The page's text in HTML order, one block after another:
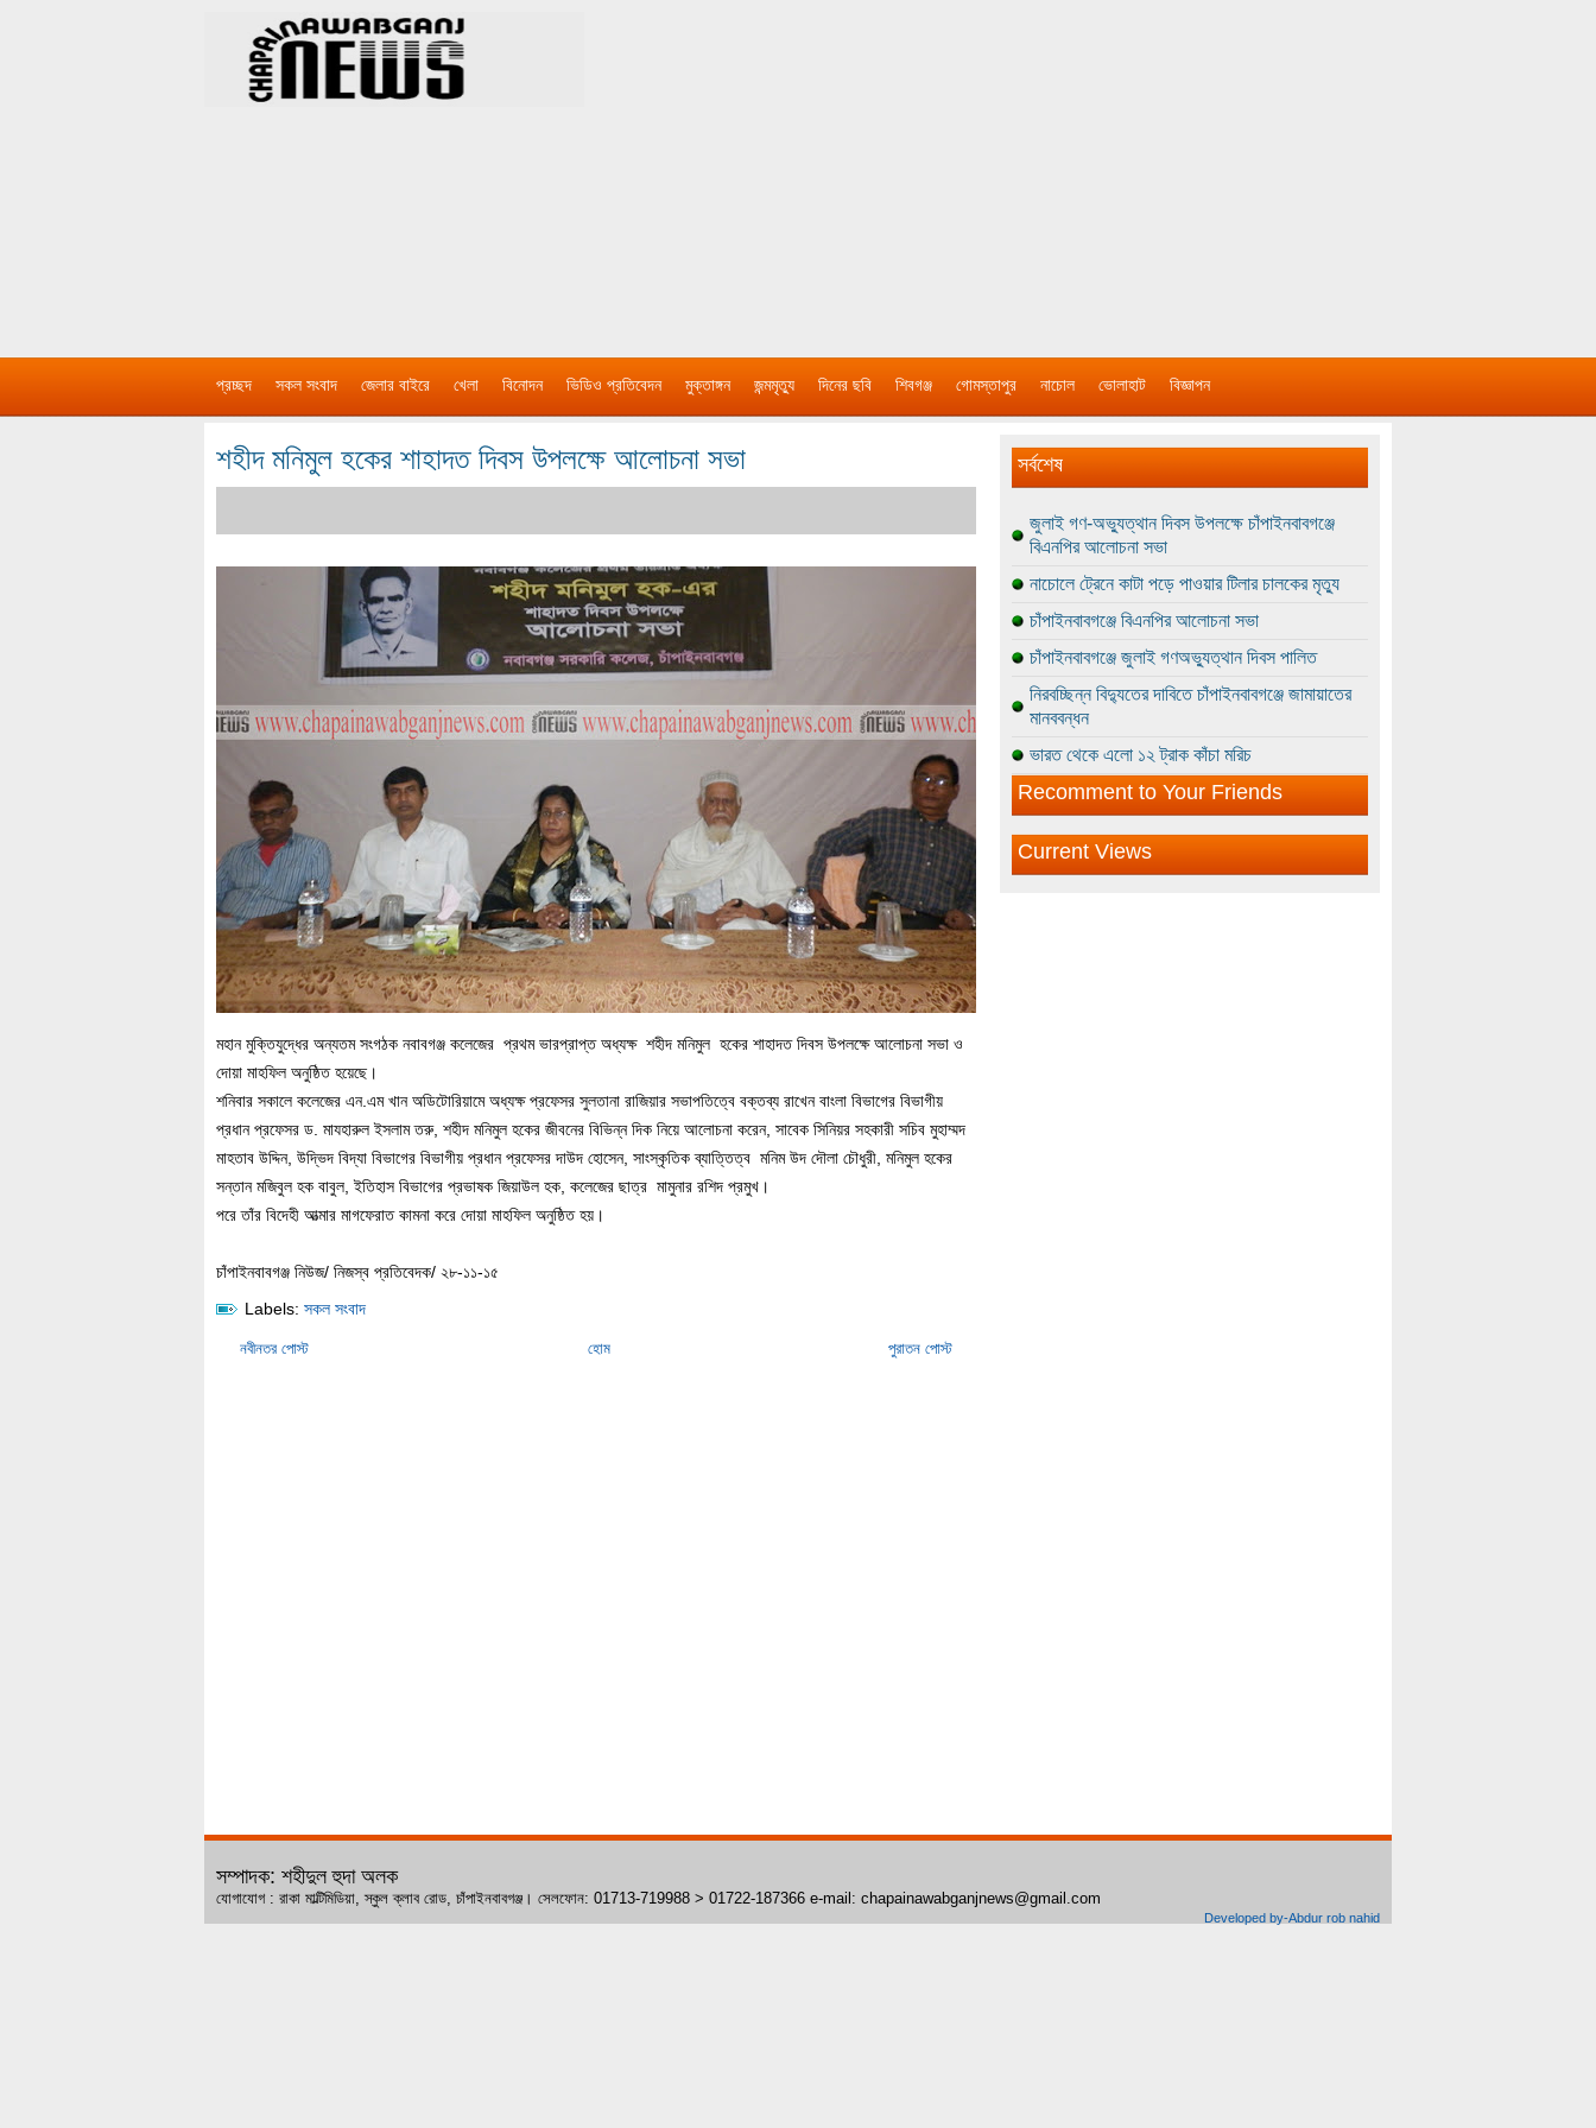
প্রচ্ছদ সকল সংবাদ জেলার বাইরে খেলা বিনোদন ভিডিও প্রতিবেদন মুক্তাঙ্গন জন্মমৃত্যু দিনের ছবি শিবগঞ্জ গোমস্তাপুর নাচোল ভোলাহাট বিজ্ঞাপন
শহীদ মনিমুল হকের শাহাদত দিবস উপলক্ষে আলোচনা সভা
মহান মুক্তিযুদ্ধের অন্যতম সংগঠক নবাবগঞ্জ কলেজের প্রথম ভারপ্রাপ্ত অধ্যক্ষ শহীদ মনিমুল হকের শাহাদত দিবস উপলক্ষে আলোচনা সভা ও
দোয়া মাহফিল অনুষ্ঠিত হয়েছে।
শনিবার সকালে কলেজের এন.এম খান অডিটোরিয়ামে অধ্যক্ষ প্রফেসর সুলতানা রাজিয়ার সভাপতিত্বে বক্তব্য রাখেন বাংলা বিভাগের বিভাগীয়
প্রধান প্রফেসর ড. মাযহারুল ইসলাম তরু, শহীদ মনিমুল হকের জীবনের বিভিন্ন দিক নিয়ে আলোচনা করেন, সাবেক সিনিয়র সহকারী সচিব মুহাম্মদ
মাহতাব উদ্দিন, উদ্ভিদ বিদ্যা বিভাগের বিভাগীয় প্রধান প্রফেসর দাউদ হোসেন, সাংস্কৃতিক ব্যাত্তিত্ব মনিম উদ দৌলা চৌধুরী, মনিমুল হকের
সন্তান মজিবুল হক বাবুল, ইতিহাস বিভাগের প্রভাষক জিয়াউল হক, কলেজের ছাত্র মামুনার রশিদ প্রমুখ।
পরে তাঁর বিদেহী আত্মার মাগফেরাত কামনা করে দোয়া মাহফিল অনুষ্ঠিত হয়।
চাঁপাইনবাবগঞ্জ নিউজ/ নিজস্ব প্রতিবেদক/ ২৮-১১-১৫
Labels: সকল সংবাদ
নবীনতর পোস্ট পুরাতন পোস্ট
হোম
সর্বশেষ
জুলাই গণ-অভ্যুত্থান দিবস উপলক্ষে চাঁপাইনবাবগঞ্জে
বিএনপির আলোচনা সভা
নাচোলে ট্রেনে কাটা পড়ে পাওয়ার টিলার চালকের মৃত্যু
চাঁপাইনবাবগঞ্জে বিএনপির আলোচনা সভা
চাঁপাইনবাবগঞ্জে জুলাই গণঅভ্যুত্থান দিবস পালিত
নিরবচ্ছিন্ন বিদ্যুতের দাবিতে চাঁপাইনবাবগঞ্জে জামায়াতের
মানববন্ধন
ভারত থেকে এলো ১২ ট্রাক কাঁচা মরিচ
Recomment to Your Friends
Current Views
সম্পাদক: শহীদুল হুদা অলক
যোগাযোগ : রাকা মাল্টিমিডিয়া, স্কুল ক্লাব রোড, চাঁপাইনবাবগঞ্জ। সেলফোন: 01713-719988 > 01722-187366 e-mail: chapainawabganjnews@gmail.com
Developed by-Abdur rob nahid